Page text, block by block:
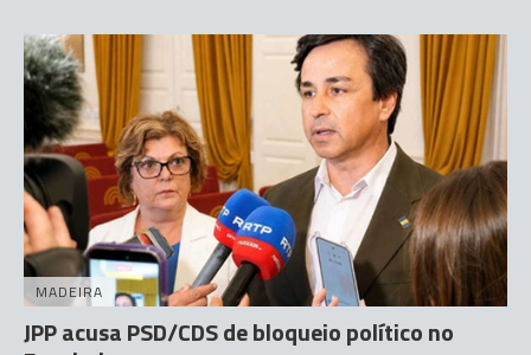
MADEIRA
JPP acusa PSD/CDS de bloqueio político no